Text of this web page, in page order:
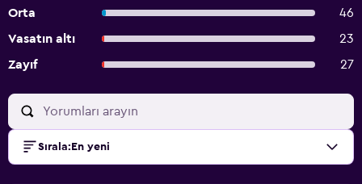
Orta
46
Vasatın altı
23
Zayıf
27
Sırala: En yeni